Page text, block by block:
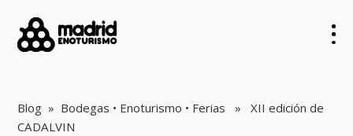
Blog » Bodegas • Enoturismo • Ferias » XII edición de
CADALVIN